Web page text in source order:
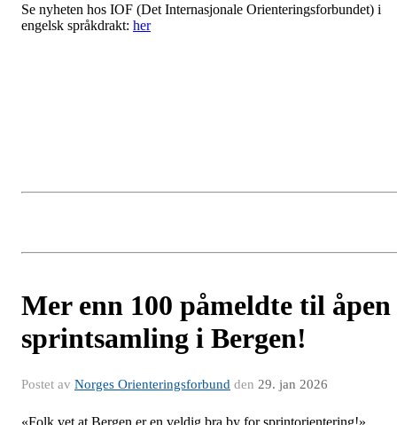
Se nyheten hos IOF (Det Internasjonale Orienteringsforbundet) i
engelsk språkdrakt: her
Mer enn 100 påmeldte til åpen
sprintsamling i Bergen!
Postet av Norges Orienteringsforbund den 29. jan 2026
«Folk vet at Bergen er en veldig bra by for sprintorientering!»